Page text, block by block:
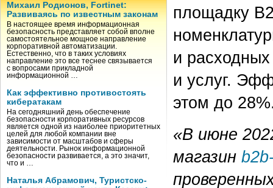
Михаил Родионов, Fortinet:
Развиваясь по известным законам
В настоящее время информационная
безопасность представляет собой вполне
самостоятельное мощное направление
корпоративной автоматизации.
Естественно, что в таких условиях
направление это все теснее связывается
с вопросами прикладной
информационной …
Как эффективно противостоять
кибератакам
На сегодняшний день обеспечение
безопасности корпоративных ресурсов
является одной из наиболее приоритетных
целей для любой компании вне
зависимости от масштабов и сферы
деятельности. Рынок информационной
безопасности развивается, а это значит,
что и …
Наталья Абрамович, Туристско-
площадку
и
и услуг.
этом до
«В июне
магазин